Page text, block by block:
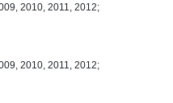
2010, 2011, 2012;
2010, 2011, 2012;